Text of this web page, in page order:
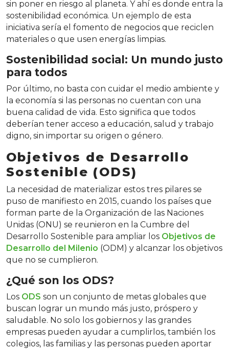
sin poner en riesgo al planeta. Y ahí es donde entra la
sostenibilidad económica. Un ejemplo de esta
iniciativa sería el fomento de negocios que reciclen
materiales o que usen energías limpias.
Sostenibilidad social: Un mundo justo
para todos
Por último, no basta con cuidar el medio ambiente y
la economía si las personas no cuentan con una
buena calidad de vida. Esto significa que todos
deberían tener acceso a educación, salud y trabajo
digno, sin importar su origen o género.
Objetivos de Desarrollo
Sostenible (ODS)
La necesidad de materializar estos tres pilares se
puso de manifiesto en 2015, cuando los países que
forman parte de la Organización de las Naciones
Unidas (ONU) se reunieron en la Cumbre del
Desarrollo Sostenible para ampliar los Objetivos de
Desarrollo del Milenio (ODM) y alcanzar los objetivos
que no se cumplieron.
¿Qué son los ODS?
Los ODS son un conjunto de metas globales que
buscan lograr un mundo más justo, próspero y
saludable. No solo los gobiernos y las grandes
empresas pueden ayudar a cumplirlos, también los
colegios, las familias y las personas pueden aportar